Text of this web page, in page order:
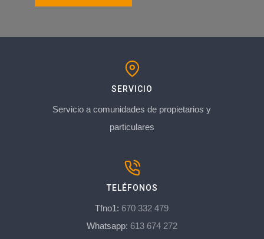
SERVICIO
Servicio a comunidades de propietarios y
particulares
TELÉFONOS
Tfno1: 670 332 479
Whatsapp: 613 674 272